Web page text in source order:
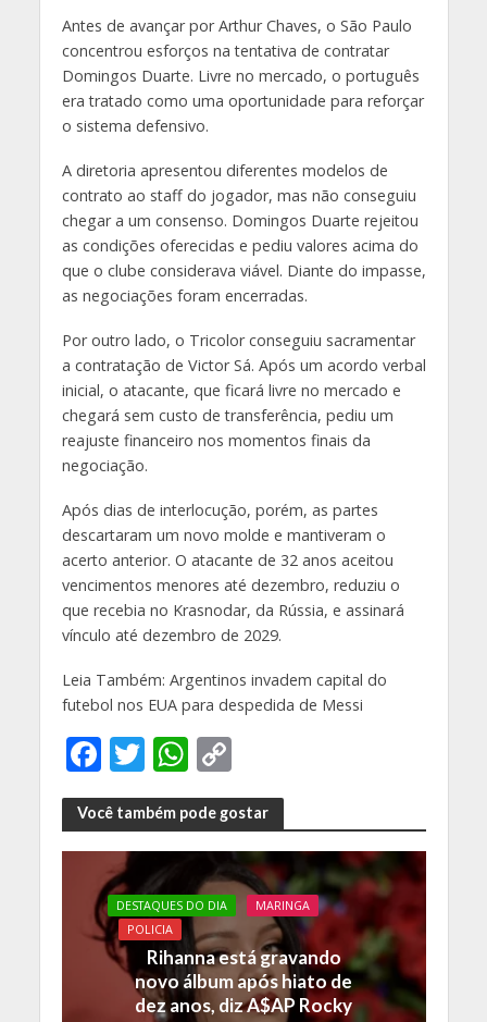
Antes de avançar por Arthur Chaves, o São Paulo
concentrou esforços na tentativa de contratar
Domingos Duarte. Livre no mercado, o português
era tratado como uma oportunidade para reforçar
o sistema defensivo.
A diretoria apresentou diferentes modelos de
contrato ao staff do jogador, mas não conseguiu
chegar a um consenso. Domingos Duarte rejeitou
as condições oferecidas e pediu valores acima do
que o clube considerava viável. Diante do impasse,
as negociações foram encerradas.
Por outro lado, o Tricolor conseguiu sacramentar
a contratação de Victor Sá. Após um acordo verbal
inicial, o atacante, que ficará livre no mercado e
chegará sem custo de transferência, pediu um
reajuste financeiro nos momentos finais da
negociação.
Após dias de interlocução, porém, as partes
descartaram um novo molde e mantiveram o
acerto anterior. O atacante de 32 anos aceitou
vencimentos menores até dezembro, reduziu o
que recebia no Krasnodar, da Rússia, e assinará
vínculo até dezembro de 2029.
Leia Também: Argentinos invadem capital do
futebol nos EUA para despedida de Messi
F
ac
e
b
o
o
k
T
w
itt
er
W
h
at
s
A
p
p
C
o
p
y
Li
n
k
Você também pode gostar
DESTAQUES DO DIA
MARINGA
POLICIA
Rihanna está gravando
novo álbum após hiato de
dez anos, diz A$AP Rocky